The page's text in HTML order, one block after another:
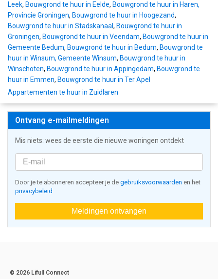
Leek, Bouwgrond te huur in Eelde, Bouwgrond te huur in Haren,
Provincie Groningen, Bouwgrond te huur in Hoogezand,
Bouwgrond te huur in Stadskanaal, Bouwgrond te huur in
Groningen, Bouwgrond te huur in Veendam, Bouwgrond te huur in
Gemeente Bedum, Bouwgrond te huur in Bedum, Bouwgrond te
huur in Winsum, Gemeente Winsum, Bouwgrond te huur in
Winschoten, Bouwgrond te huur in Appingedam, Bouwgrond te
huur in Emmen, Bouwgrond te huur in Ter Apel
Appartementen te huur in Zuidlaren
Ontvang e-mailmeldingen
Mis niets: wees de eerste die nieuwe woningen ontdekt
Door je te abonneren accepteer je de gebruiksvoorwaarden en het
privacybeleid
Meldingen ontvangen
© 2026 Lifull Connect